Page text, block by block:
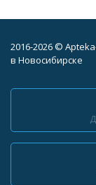
2016-2026 ©
в Новосибирске